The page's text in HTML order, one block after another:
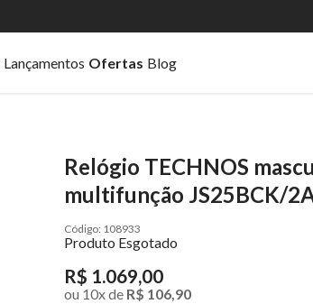
Lançamentos Ofertas Blog
Relógio TECHNOS
multifunção JS25BCK/
108933
Produto Esgotado
R$ 1.069,00
ou 10xde R$ 106,90